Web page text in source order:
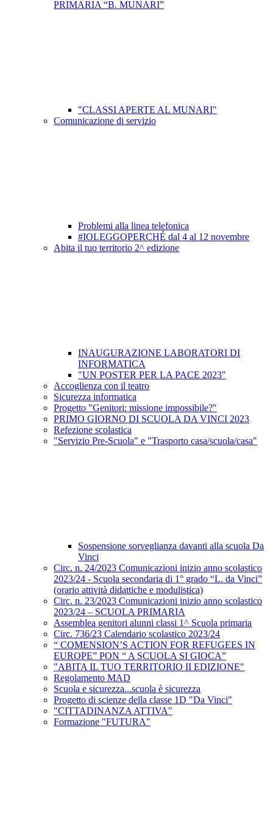
PRIMARIA “B. MUNARI”
"CLASSI APERTE AL MUNARI"
Comunicazione di servizio
Problemi alla linea telefonica
#IOLEGGOPERCHÉ dal 4 al 12 novembre
Abita il tuo territorio 2^ edizione
INAUGURAZIONE LABORATORI DI
INFORMATICA
"UN POSTER PER LA PACE 2023"
Accoglienza con il teatro
Sicurezza informatica
Progetto "Genitori: missione impossibile?"
PRIMO GIORNO DI SCUOLA DA VINCI 2023
Refezione scolastica
"Servizio Pre-Scuola" e "Trasporto casa/scuola/casa"
Sospensione sorveglianza davanti alla scuola Da
Vinci
Circ. n. 24/2023 Comunicazioni inizio anno scolastico
2023/24 - Scuola secondaria di 1° grado “L. da Vinci”
(orario attività didattiche e modulistica)
Circ. n. 23/2023 Comunicazioni inizio anno scolastico
2023/24 – SCUOLA PRIMARIA
Assemblea genitori alunni classi 1^ Scuola primaria
Circ. 736/23 Calendario scolastico 2023/24
“ COMENSION’S ACTION FOR REFUGEES IN
EUROPE” PON “ A SCUOLA SI GIOCA”
"ABITA IL TUO TERRITORIO II EDIZIONE"
Regolamento MAD
Scuola e sicurezza...scuola è sicurezza
Progetto di scienze della classe 1D "Da Vinci"
"CITTADINANZA ATTIVA"
Formazione "FUTURA"